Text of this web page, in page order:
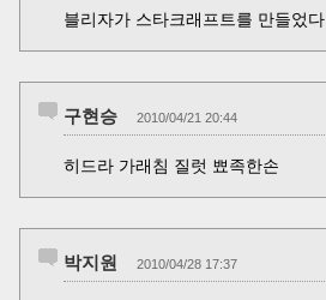
블리자가 스타크래프트를 만들었다
구현승 2010/04/21 20:44
히드라 가래침 질럿 뾰족한손
박지원 2010/04/28 17:37